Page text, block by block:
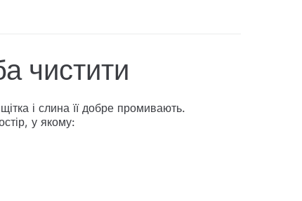
чистити
і слина її добре промивають.
у якому: